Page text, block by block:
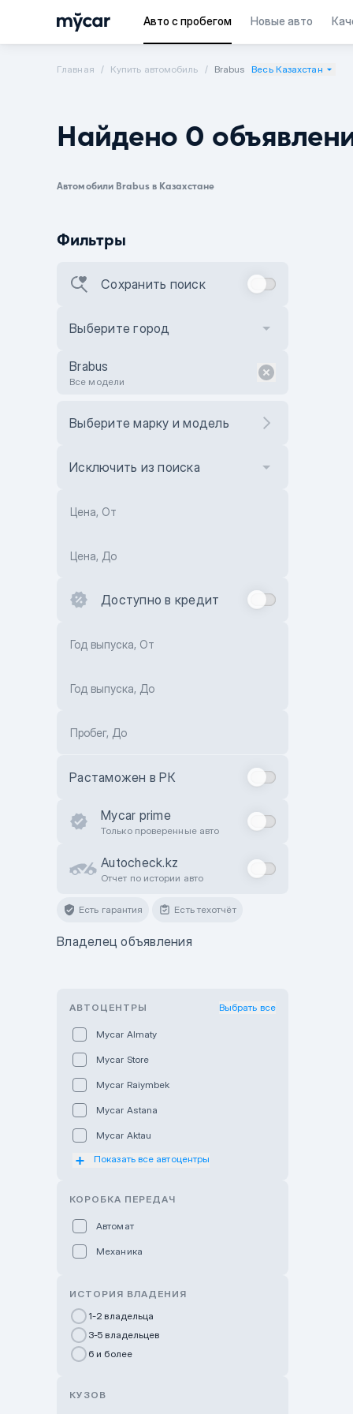
Авто с пробегом Новые авто
Главная Купить автомобиль Brabus Весь Казахстан
Найдено 0
Автомобили Brabus в Казахстане
Фильтры
Сохранить поиск
Выберите город
Brabus
Все модели
Выберите марку и модель
Исключить из поиска
Цена, От
Цена, До
Доступно в кредит
Год выпуска, От
Год выпуска, До
Пробег, До
Растаможен в РК
Mycar prime
Только проверенные авто
Autocheck.kz
Отчет по истории авто
Есть гарантия Есть техотчёт
Владелец объявления
АВТОЦЕНТРЫ Выбрать все
Mycar Almaty
Mycar Store
Mycar Raiymbek
Mycar Astana
Mycar Aktau
Mycar Uralsk
GWM Nurly Zhol
Chery Astana
Показать все автоцентры
КОРОБКА ПЕРЕДАЧ
Автомат
Механика
ИСТОРИЯ ВЛАДЕНИЯ
1-2 владельца
3-5 владельцев
6 и более
КУЗОВ